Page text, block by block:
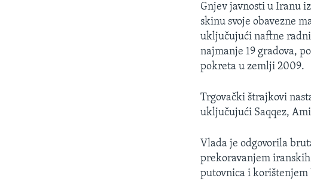
Gnjev javnosti u Iranu
skinu svoje obavezne
uključujući naftne
najmanje 19 gradova,
pokreta u zemlji 2009.
Trgovački štrajkovi
uključujući Saqqez,
Vlada je odgovorila
prekoravanjem
putovnica i korištenjem